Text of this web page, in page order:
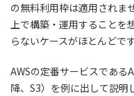
の無料利用枠は適用されま
上で構築・運用することを
らないケースがほとんどです
AWSの定番サービスである
降、S3）を例に出して説明